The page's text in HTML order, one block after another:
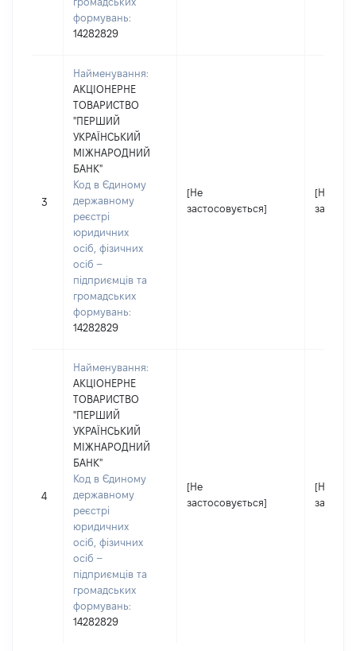
формувань:
14282829
3
Найменування:
АКЦІОНЕРНЕ
ТОВАРИСТВО
"ПЕРШИЙ
УКРАЇНСЬКИЙ
МІЖНАРОДНИЙ
БАНК"
Код в Єдиному
державному
реєстрі
юридичних
осіб, фізичних
осіб –
підприємців та
громадських
формувань:
14282829
[Не
застосовується]
[Не
4
Найменування:
АКЦІОНЕРНЕ
ТОВАРИСТВО
"ПЕРШИЙ
УКРАЇНСЬКИЙ
МІЖНАРОДНИЙ
БАНК"
Код в Єдиному
державному
реєстрі
юридичних
осіб, фізичних
осіб –
підприємців та
громадських
формувань:
14282829
[Не
застосовується]
[Не